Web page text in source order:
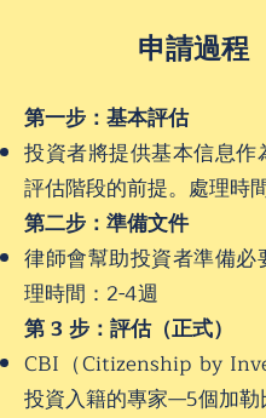
申請過程
第一步：基本評估
投資者將提供基本信息作
評估階段的前提。處理時
第二步：準備文件
律師會幫助投資者準備必
理時間：2-4週
第 3 步：評估（正式）
CBI（Citizenship by
投資入籍的專家—5個加勒